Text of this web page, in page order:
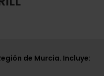
de Murcia. Incluye: